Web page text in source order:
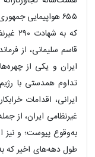
که به
قاسم سلیمانی، از
ایران و یکی از چهره‌های
تداوم همدستی با رژیم
ایرانی، اقدامات
به‌وقوع پیوست؛ و نیز
طول دهه‌های اخیر که به